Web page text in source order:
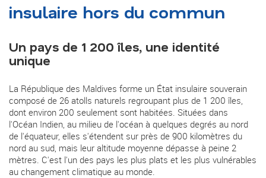
insulaire hors du commun
Un pays de 1 200 îles, une identité
unique
La République des Maldives forme un État insulaire souverain
composé de 26 atolls naturels regroupant plus de 1 200 îles,
dont environ 200 seulement sont habitées. Situées dans
l'Océan Indien, au milieu de l'océan à quelques degrés au nord
de l'équateur, elles s'étendent sur près de 900 kilomètres du
nord au sud, mais leur altitude moyenne dépasse à peine 2
mètres. C'est l'un des pays les plus plats et les plus vulnérables
au changement climatique au monde.